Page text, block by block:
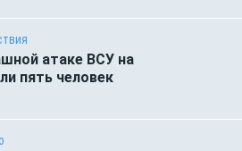
атаке ВСУ на
пять человек